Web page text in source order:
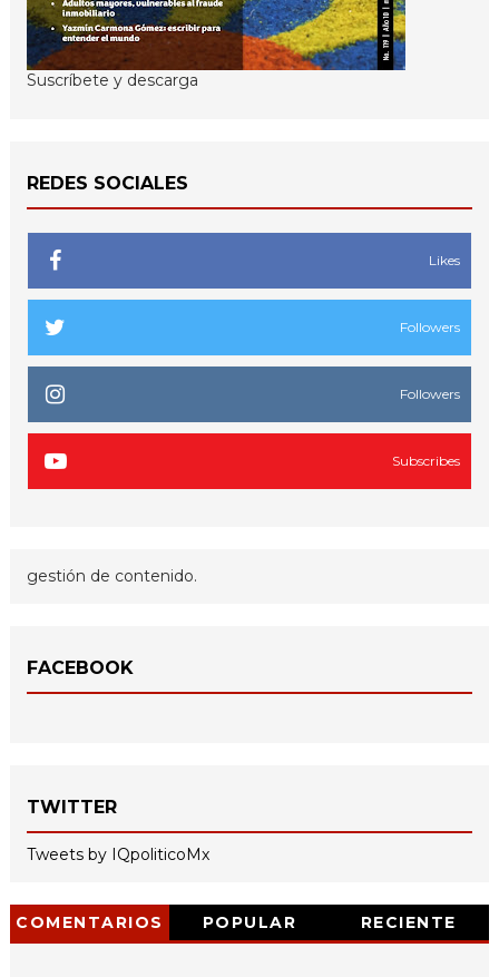
Suscríbete y descarga
REDES SOCIALES
Likes
Followers
Followers
Subscribes
gestión de contenido.
FACEBOOK
TWITTER
Tweets by IQpoliticoMx
COMENTARIOS POPULAR RECIENTE